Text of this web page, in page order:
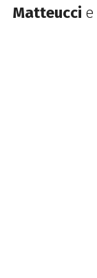
Matteucci e